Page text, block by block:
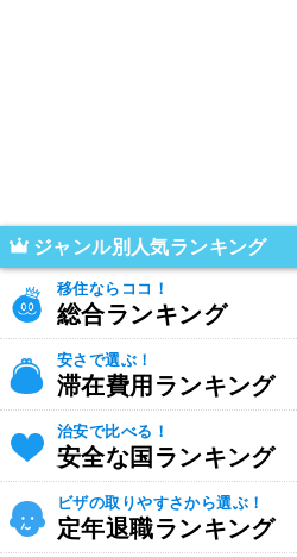
ジャンル別人気ランキング
移住ならココ！
総合ランキング
安さで選ぶ！
滞在費用ランキング
治安で比べる！
安全な国ランキング
ビザの取りやすさから選ぶ！
定年退職ランキング